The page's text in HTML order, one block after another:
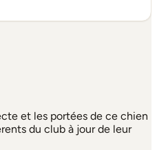
et les portées de ce chien
du club à jour de leur